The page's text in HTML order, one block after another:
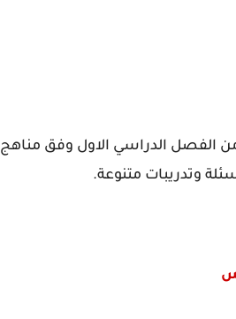
الفصل الدراسي الاول وفق مناهج